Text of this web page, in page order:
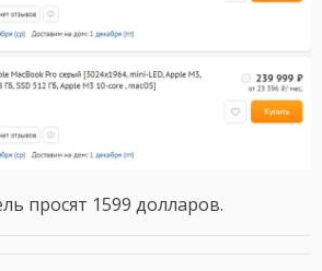
просят 1599 долларов.